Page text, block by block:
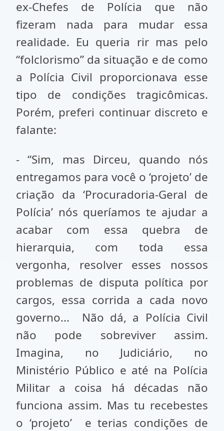
ex-Chefes de Polícia que não
fizeram nada para mudar essa
realidade. Eu queria rir mas pelo
“folclorismo” da situação e de como
a Polícia Civil proporcionava esse
tipo de condições tragicômicas.
Porém, preferi continuar discreto e
falante:
- “Sim, mas Dirceu, quando nós
entregamos para você o ‘projeto’ de
criação da ‘Procuradoria-Geral de
Polícia’ nós queríamos te ajudar a
acabar com essa quebra de
hierarquia, com toda essa
vergonha, resolver esses nossos
problemas de disputa política por
cargos, essa corrida a cada novo
governo... Não dá, a Polícia Civil
não pode sobreviver assim.
Imagina, no Judiciário, no
Ministério Público e até na Polícia
Militar a coisa há décadas não
funciona assim. Mas tu recebestes
o ‘projeto’ e terias condições de